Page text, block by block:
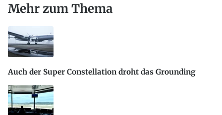
Mehr zum Thema
Auch der Super Constellation droht das Grounding